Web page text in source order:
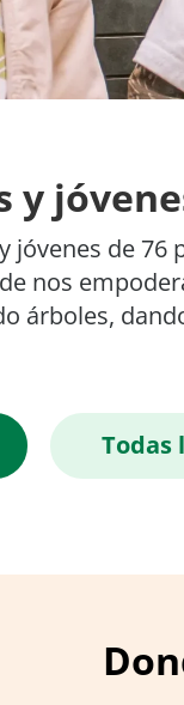
y
jóvenes de
nos
árboles,
Todas